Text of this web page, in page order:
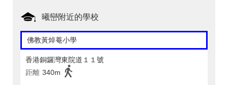
曦巒附近的學校
佛教黃焯菴小學
香港銅鑼灣東院道１１號
距離 340m